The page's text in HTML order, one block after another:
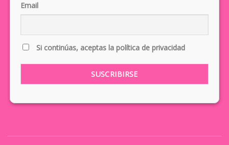
Email
Si continúas, aceptas la política de privacidad